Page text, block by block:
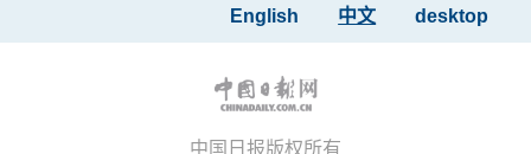
desktop
中文
English
中国日报版权所有